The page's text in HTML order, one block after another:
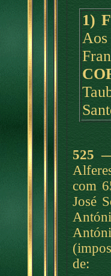
1)
525
com
José
de: